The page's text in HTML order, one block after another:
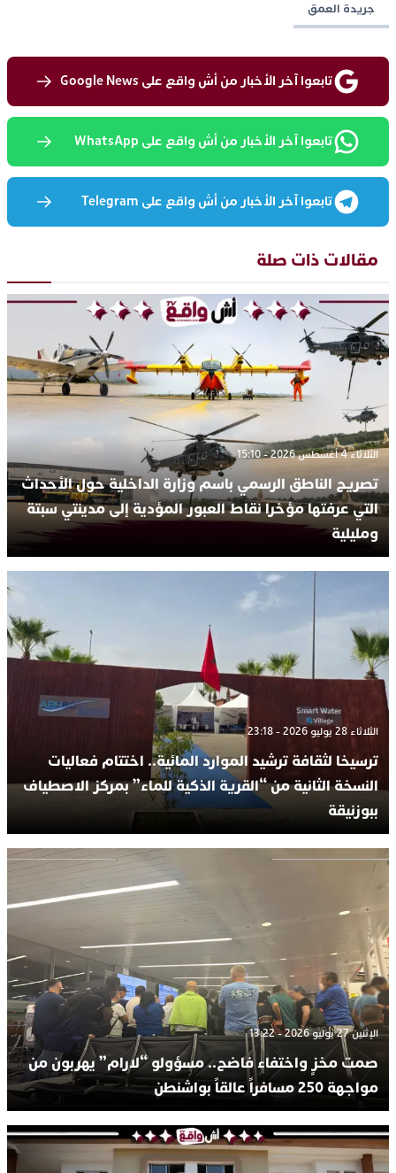
جريدة العمق
تابعوا آخر الأخبار من أش واقع على Google News
تابعوا آخر الأخبار من أش واقع على WhatsApp
تابعوا آخر الأخبار من أش واقع على Telegram
مقالات ذات صلة
الثلاثاء 4 أغسطس 2026 - 15:10
تصريح الناطق الرسمي باسم وزارة الداخلية حول الأحداث
التي عرفتها مؤخرا نقاط العبور المؤدية إلى مدينتي سبتة
ومليلية
الثلاثاء 28 يوليو 2026 - 23:18
ترسيخا لثقافة ترشيد الموارد المائية.. اختتام فعاليات
النسخة الثانية من “القرية الذكية للماء” بمركز الاصطياف
ببوزنيقة
الإثنين 27 يوليو 2026 - 13:22
صمت مخزٍ واختفاء فاضح.. مسؤولو “لارام” يهربون من
مواجهة 250 مسافراً عالقاً بواشنطن